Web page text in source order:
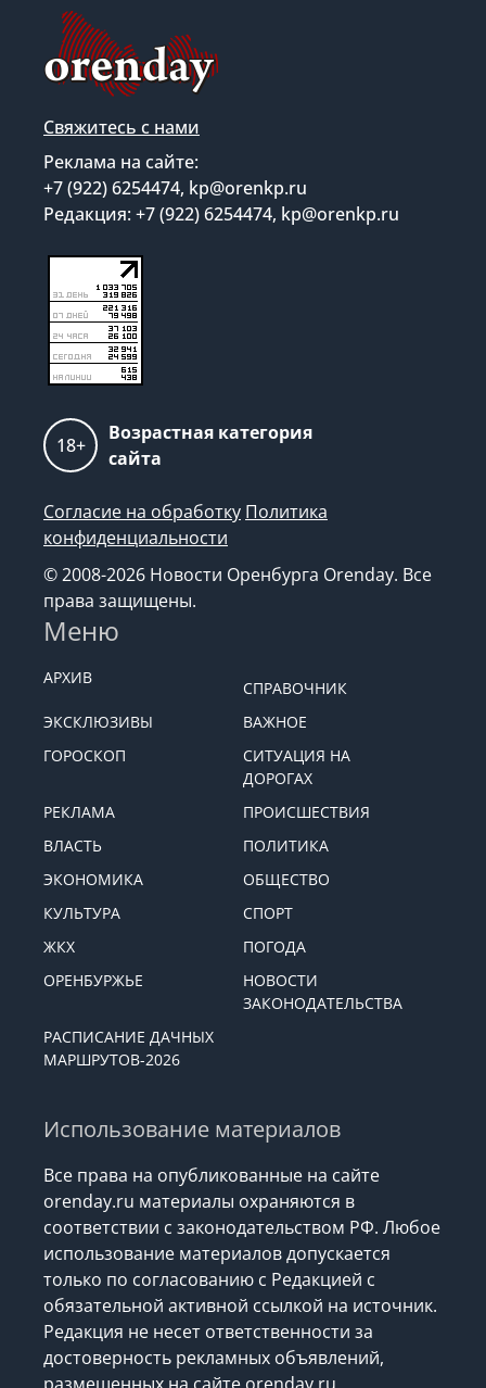
Свяжитесь с нами
Реклама на сайте:
+7 (922) 6254474, kp@orenkp.ru
Редакция: +7 (922) 6254474, kp@orenkp.ru
18+
Возрастная категория
сайта
Согласие на обработку Политика
конфиденциальности
© 2008-2026 Новости Оренбурга Orenday. Все
права защищены.
Меню
АРХИВ
СПРАВОЧНИК
ЭКСКЛЮЗИВЫ
ВАЖНОЕ
ГОРОСКОП
СИТУАЦИЯ НА
ДОРОГАХ
РЕКЛАМА
ПРОИСШЕСТВИЯ
ВЛАСТЬ
ПОЛИТИКА
ЭКОНОМИКА
ОБЩЕСТВО
КУЛЬТУРА
СПОРТ
ЖКХ
ПОГОДА
ОРЕНБУРЖЬЕ
НОВОСТИ
ЗАКОНОДАТЕЛЬСТВА
РАСПИСАНИЕ ДАЧНЫХ
МАРШРУТОВ-2026
Использование материалов
Все права на опубликованные на сайте
orenday.ru материалы охраняются в
соответствии с законодательством РФ. Любое
использование материалов допускается
только по согласованию с Редакцией с
обязательной активной ссылкой на источник.
Редакция не несет ответственности за
достоверность рекламных объявлений,